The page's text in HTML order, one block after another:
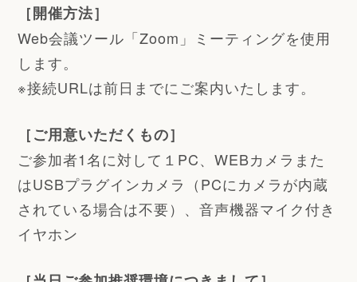
［開催方法］
Web会議ツール「Zoom」ミーティングを使用
します。
※接続URLは前日までにご案内いたします。
［ご用意いただくもの］
ご参加者1名に対して１PC、WEBカメラまた
はUSBプラグインカメラ（PCにカメラが内蔵
されている場合は不要）、音声機器マイク付き
イヤホン